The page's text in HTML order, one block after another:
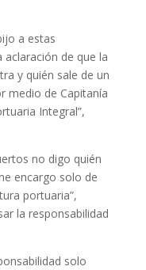
a estas
aclaración de que la
y quién sale de un
medio de Capitanía
Integral”,
no digo quién
encargo solo de
portuaria”,
la responsabilidad
solo